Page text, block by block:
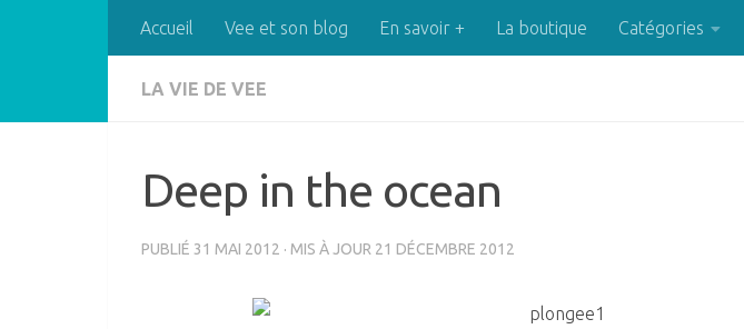
Skip to contentAccueil Vee et son blog En savoir + La boutique Catégories
LA VIE DE VEE
Deep in the ocean
PUBLIÉ 31 MAI 2012 · MIS À JOUR 21 DÉCEMBRE 2012